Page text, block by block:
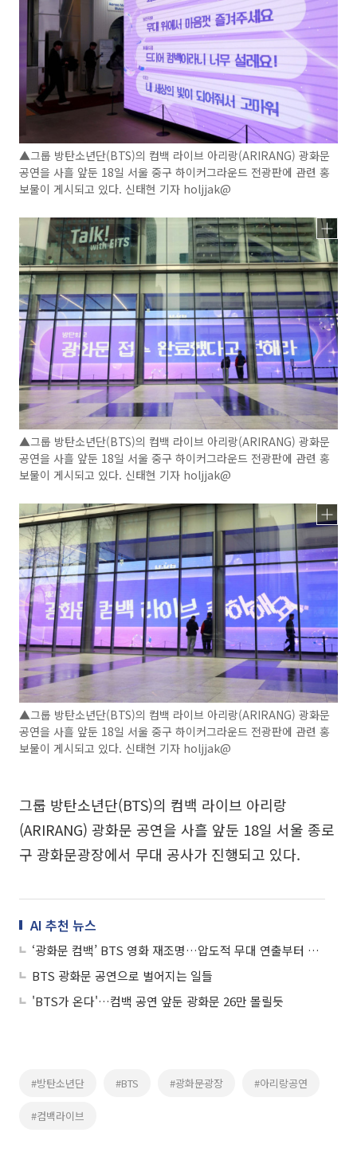
▲그룹 방탄소년단(BTS)의 컴백 라이브 아리랑(ARIRANG) 광화문
공연을 사흘 앞둔 18일 서울 중구 하이커그라운드 전광판에 관련 홍
보물이 게시되고 있다. 신태현 기자 holjjak@
▲그룹 방탄소년단(BTS)의 컴백 라이브 아리랑(ARIRANG) 광화문
공연을 사흘 앞둔 18일 서울 중구 하이커그라운드 전광판에 관련 홍
보물이 게시되고 있다. 신태현 기자 holjjak@
▲그룹 방탄소년단(BTS)의 컴백 라이브 아리랑(ARIRANG) 광화문
공연을 사흘 앞둔 18일 서울 중구 하이커그라운드 전광판에 관련 홍
보물이 게시되고 있다. 신태현 기자 holjjak@
그룹 방탄소년단(BTS)의 컴백 라이브 아리랑
(ARIRANG) 광화문 공연을 사흘 앞둔 18일 서울 종로
구 광화문광장에서 무대 공사가 진행되고 있다.
AI 추천 뉴스
‘광화문 컴백’ BTS 영화 재조명…압도적 무대 연출부터 인간적 면모까지
BTS 광화문 공연으로 벌어지는 일들
'BTS가 온다'…컴백 공연 앞둔 광화문 26만 몰릴듯
#방탄소년단 #BTS #광화문광장 #아리랑공연
#컴백라이브